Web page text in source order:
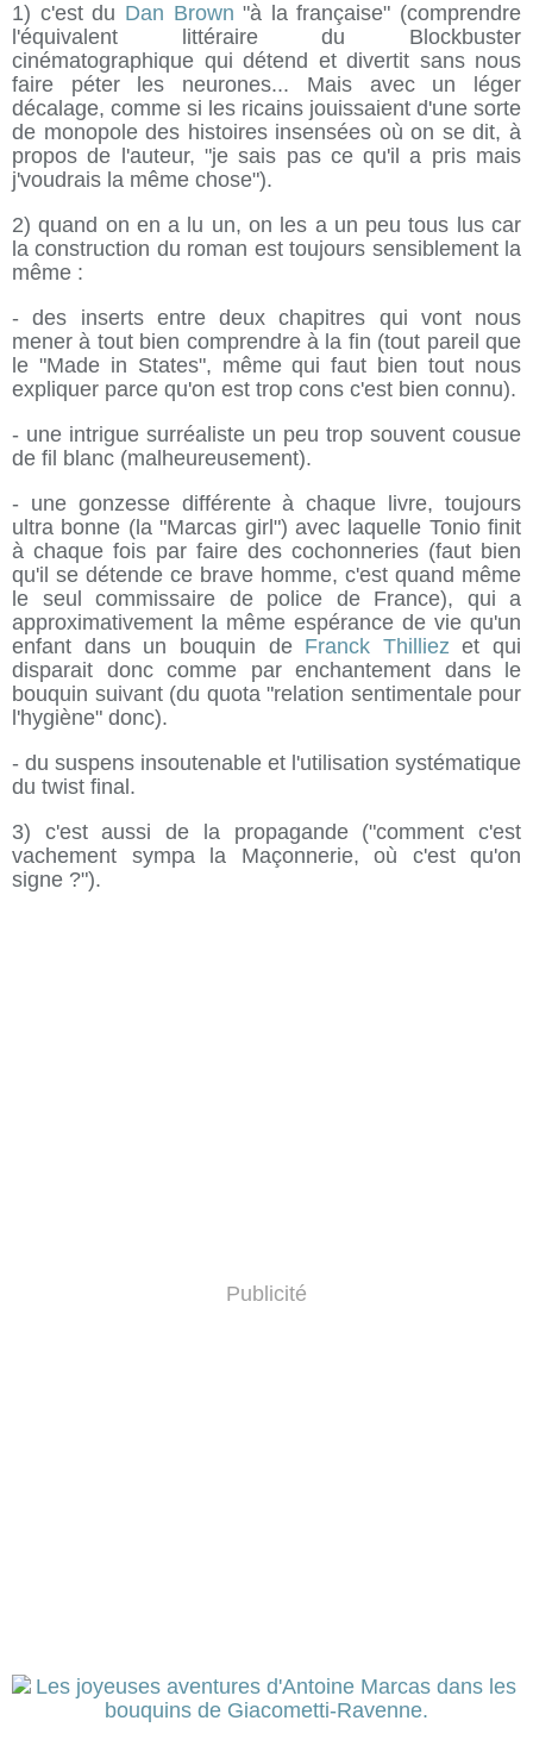
1) c'est du Dan Brown "à la française" (comprendre
l'équivalent littéraire du Blockbuster
cinématographique qui détend et divertit sans nous
faire péter les neurones... Mais avec un léger
décalage, comme si les ricains jouissaient d'une sorte
de monopole des histoires insensées où on se dit, à
propos de l'auteur, "je sais pas ce qu'il a pris mais
j'voudrais la même chose").
2) quand on en a lu un, on les a un peu tous lus car
la construction du roman est toujours sensiblement la
même :
- des inserts entre deux chapitres qui vont nous
mener à tout bien comprendre à la fin (tout pareil que
le "Made in States", même qui faut bien tout nous
expliquer parce qu'on est trop cons c'est bien connu).
- une intrigue surréaliste un peu trop souvent cousue
de fil blanc (malheureusement).
- une gonzesse différente à chaque livre, toujours
ultra bonne (la "Marcas girl") avec laquelle Tonio finit
à chaque fois par faire des cochonneries (faut bien
qu'il se détende ce brave homme, c'est quand même
le seul commissaire de police de France), qui a
approximativement la même espérance de vie qu'un
enfant dans un bouquin de Franck Thilliez et qui
disparait donc comme par enchantement dans le
bouquin suivant (du quota "relation sentimentale pour
l'hygiène" donc).
- du suspens insoutenable et l'utilisation systématique
du twist final.
3) c'est aussi de la propagande ("comment c'est
vachement sympa la Maçonnerie, où c'est qu'on
signe ?").
Publicité